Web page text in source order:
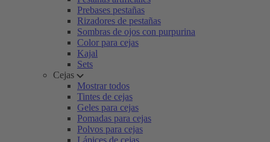
Prebases pestañas
Rizadores de pestañas
Sombras de ojos con purpurina
Color para cejas
Kajal
Sets
Cejas
Mostrar todos
Tintes de cejas
Geles para cejas
Pomadas para cejas
Polvos para cejas
Lápices de cejas